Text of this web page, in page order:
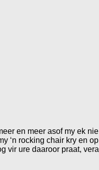
en meer asof my ek nie
‘n rocking chair kry en op
vir ure daaroor praat, veral